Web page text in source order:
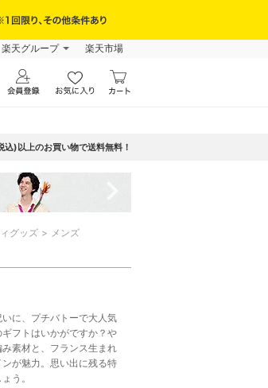
楽天グループ 楽天市場
)以上のお買い物で送料無料！
グッズ メンズ
に、プチバトーで大人気
フトはいかがですか？や
素材と、フランス生まれ
が魅力。思い出に残る特
う。